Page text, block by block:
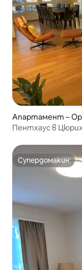
Апартамент –
Пентхаус в
Супердомакин
Супердомакин